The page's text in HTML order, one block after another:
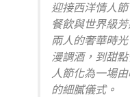
迎接西洋情人
餐飲與世界級
兩人的奢華時
漫調酒，到甜
人節化為一場
的細膩儀式。